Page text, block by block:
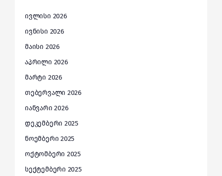
ივლისი 2026
ივნისი 2026
მაისი 2026
აპრილი 2026
მარტი 2026
თებერვალი 2026
იანვარი 2026
დეკემბერი 2025
ნოემბერი 2025
ოქტომბერი 2025
სექტემბერი 2025